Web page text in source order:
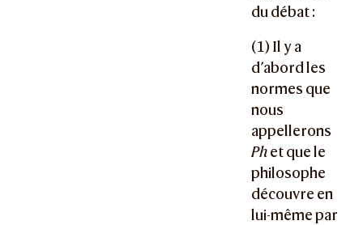
du débat :
(1) Il y a
d’abord les
normes que
nous
appellerons
Phet que le
philosophe
découvre en
lui-même par